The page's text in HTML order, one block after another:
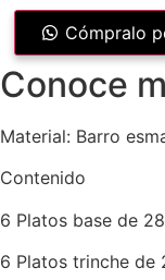
Cómpralo
Conoce
Material: Barro
Contenido
6 Platos base de
6 Platos trinche de